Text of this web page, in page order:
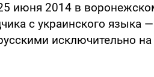
июня 2014 в
с украинского языка
исключительно